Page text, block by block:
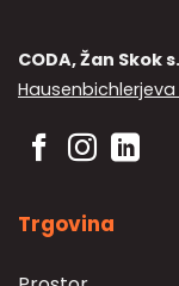
CODA, Žan Skok
Hausenbichlerjeva
Trgovina